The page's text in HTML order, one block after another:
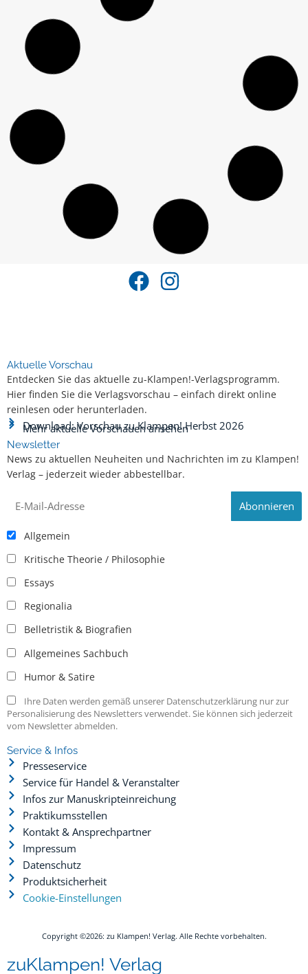
Anne Hamilton,Stephan Krass
Vom Ätherspuk zum Podcast
20,99 €
Anne Hamilton,Stephan Krass
RADIOZEITEN
Vom Ätherspuk zum Podcast